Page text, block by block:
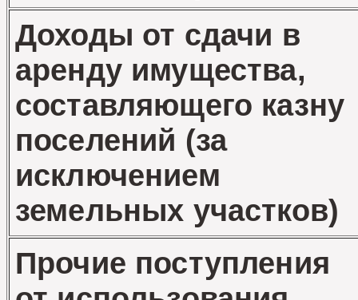
Доходы от сдачи в
аренду имущества,
составляющего казну
поселений (за
исключением
земельных участков)
Прочие поступления